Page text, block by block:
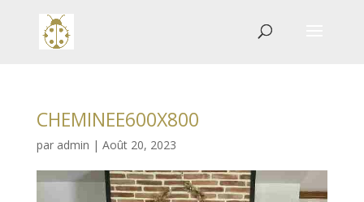
CHEMINEE600X800
par admin | Août 20, 2023